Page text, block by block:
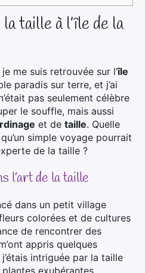
taille à l’île de la
me suis retrouvée sur l’île
paradis sur terre, et j’ai
pas seulement célèbre
le souffle, mais aussi
et de taille. Quelle
simple voyage pourrait
de la taille ?
l’art de la taille
dans un petit village
colorées et de cultures
de rencontrer des
appris quelques
intriguée par la taille
plantes exubérantes